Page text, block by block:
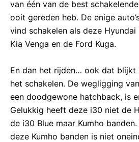
van één van de best
ooit gereden heb. De enige
vind schakelen als deze Hyundai
Kia Venga en de Ford Kuga.
En dan het rijden… ook dat blijkt
het schakelen. De wegligging
een doodgewone hatchback, is
Gelukkig heeft deze i30 niet de
de i30 Blue maar Kumho
deze Kumho banden is niet